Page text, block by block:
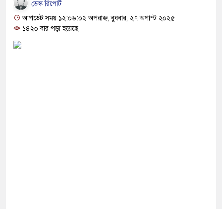
১২
ডেস্ক রিপোর্ট
আপডেট সময় ১২:০৬:০২ অপরাহ্ন, বুধবার, ২৭ অগাস্ট ২০২৫
১৪২০ বার পড়া হয়েছে